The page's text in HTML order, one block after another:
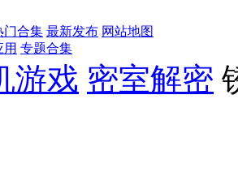
门合集 最新发布 网站地图
专题合集
游戏 密室解密